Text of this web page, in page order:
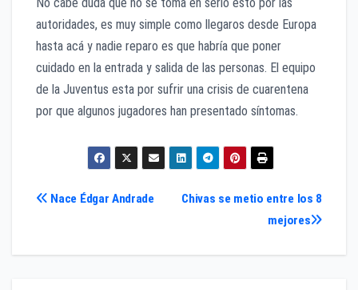
autoridades, es muy simple como llegaros desde Europa
hasta acá y nadie reparo es que habría que poner
cuidado en la entrada y salida de las personas. El equipo
de la Juventus esta por sufrir una crisis de cuarentena
por que algunos jugadores han presentado síntomas.
Navegación
Chivas se metio entre los 8
mejores
Nace Édgar Andrade